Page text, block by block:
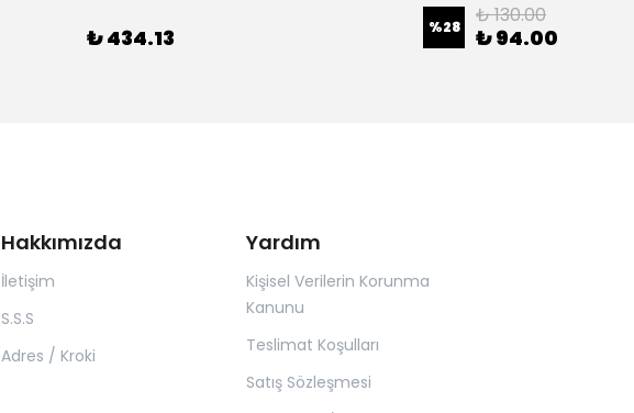
₺ 434.13 %28 ₺ 130.00
₺ 94.00
Hakkımızda
İletişim
S.S.S
Adres / Kroki
Yardım
Kişisel Verilerin Korunma
Kanunu
Teslimat Koşulları
Satış Sözleşmesi